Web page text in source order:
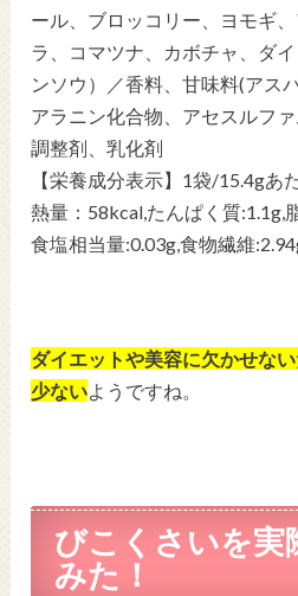
ール、ブロッコリー、ヨモギ
ラ、コマツナ、カボチャ、ダ
ンソウ）／香料、甘味料(アス
アラニン化合物、アセスルフ
調整剤、乳化剤
【栄養成分表示】1袋/15.4gあ
熱量：58kcal,たんぱく質:1.1g,
食塩相当量:0.03g,食物繊維
ダイエットや美容に欠かせな
少ない ようですね。
びこくさいを実
みた！